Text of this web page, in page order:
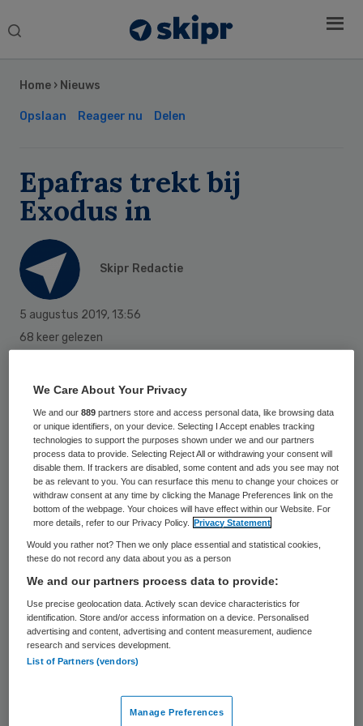
Search
Home › Nieuws
Opslaan Reageer nu Delen
Epafras trekt bij
Exodus in
Skipr Redactie
5 augustus 2019, 13:56
68 keer gelezen
De stichting Epafras verhuist in augustus
naar het kantoor van het verenigingsbureau
van Exodus Nederland in Leiden. Het is de
eerste stap in de nieuwe samenwerking
tussen de twee aanbieders van forensische
zorg.
Exodus Nederland is een landelijke
regio’s begeleiding en nazorg biedt aan
gedetineerden, ex-gedetineerden en hun
familieleden, zowel ambulant als in
opvanghuizen verspreid over Nederland.
Exodus gaat deze samenwerking met
Epafras aan om meer oog te krijgen op en
Sidebar
We Care About Your Privacy
We and our889 partners store and access personal data, like browsing data
or unique identifiers, on your device. Selecting I Accept enables tracking
technologies to support the purposes shown under we and our partners
process data to provide. Selecting Reject All or withdrawing your consent will
disable them. If trackers are disabled, some content and ads you see may not
be as relevant to you. You can resurface this menu to change your choices or
withdraw consent at any time by clicking the Manage Preferences link on the
bottom of the webpage. Your choices will have effect within our Website. For
more details, refer to our Privacy Policy.
Privacy Statement
Would you rather not? Then we only place essential and statistical cookies,
these do not record any data about you as a person
We and our partners process data to provide:
Use precise geolocation data. Actively scan device characteristics for
identification. Store and/or access information on a device. Personalised
advertising and content, advertising and content measurement, audience
research and services development.
List of Partners (vendors)
Manage Preferences